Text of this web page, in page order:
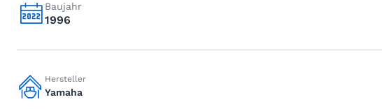
Baujahr
1996
Hersteller
Yamaha